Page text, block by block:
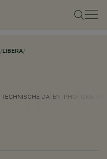
/LIBERA/
TECHNISCHE DATEN